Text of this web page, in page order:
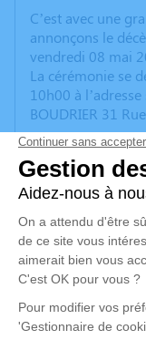
C’est avec une
annonçons le
vendredi 08 mai
La cérémonie se
10h00 à l’adresse
BOUDRIER 31
Nous vous
vos
anecdote ou
poèmes ou des
d'expression
GEORGES.
Après la
La famille partira